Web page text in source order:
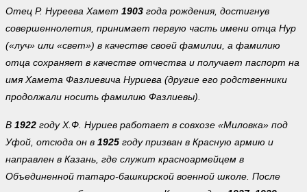
Отец Р. Нуреева Хамет 1903 года рождения, достигнув
совершеннолетия, принимает первую часть имени отца Hyp
(«луч» или «свет») в качестве своей фамилии, а фамилию
отца сохраняет в качестве отчества и получает паспорт на
имя Хамета Фазлиевича Нуриева (другие его родственники
продолжали носить фамилию Фазлиевы).
В 1922 году Х.Ф. Нуриев работает в совхозе «Миловка» под
Уфой, отсюда он в 1925 году призван в Красную армию и
направлен в Казань, где служит красноармейцем в
Объединенной татаро-башкирской военной школе. После